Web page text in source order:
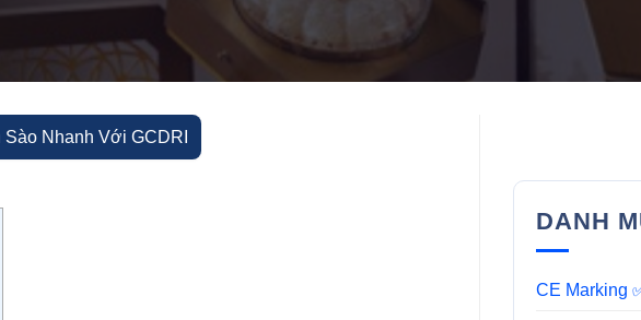
Nhanh Với GCDRI
DANH
CE Marking